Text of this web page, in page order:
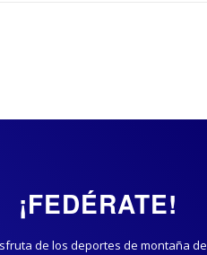
¡FEDÉRATE!
de los deportes de montaña de